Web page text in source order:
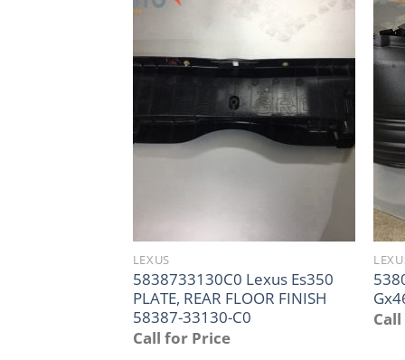
LEXUS
5838733130C0 Lexus Es350
PLATE, REAR FLOOR FINISH
58387-33130-C0
Call for Price